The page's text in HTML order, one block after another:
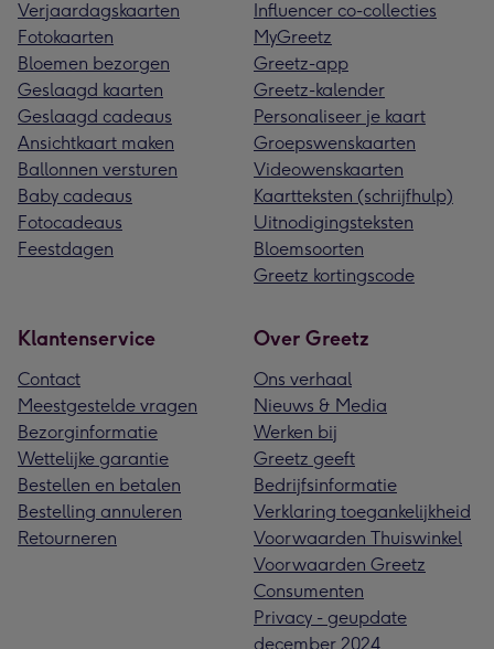
Verjaardagskaarten
Fotokaarten
Bloemen bezorgen
Geslaagd kaarten
Geslaagd cadeaus
Ansichtkaart maken
Ballonnen versturen
Baby cadeaus
Fotocadeaus
Feestdagen
Influencer co-collecties
MyGreetz
Greetz-app
Greetz-kalender
Personaliseer je kaart
Groepswenskaarten
Videowenskaarten
Kaartteksten (schrijfhulp)
Uitnodigingsteksten
Bloemsoorten
Greetz kortingscode
Klantenservice
Contact
Meestgestelde vragen
Bezorginformatie
Wettelijke garantie
Bestellen en betalen
Bestelling annuleren
Retourneren
Over Greetz
Ons verhaal
Nieuws & Media
Werken bij
Greetz geeft
Bedrijfsinformatie
Verklaring toegankelijkheid
Voorwaarden Thuiswinkel
Voorwaarden Greetz
Consumenten
Privacy - geupdate
december 2024